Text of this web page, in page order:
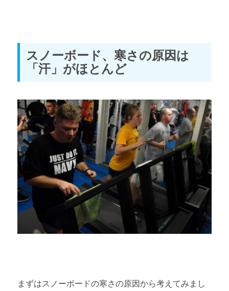
スノーボード、寒さの原因は
「汗」がほとんど
まずはスノーボードの寒さの原因から考えてみまし